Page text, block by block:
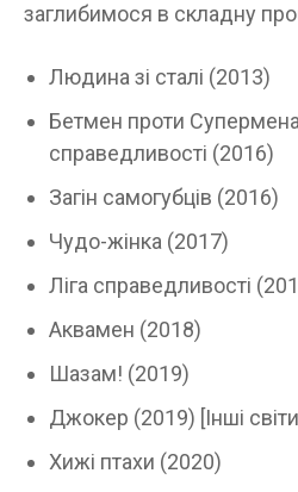
заглибимося в складну
Людина зі сталі (2013)
Бетмен проти
справедливості (2016)
Загін самогубців (2016)
Чудо-жінка (2017)
Ліга справедливості
Аквамен (2018)
Шазам! (2019)
Джокер (2019) [Інші
Хижі птахи (2020)